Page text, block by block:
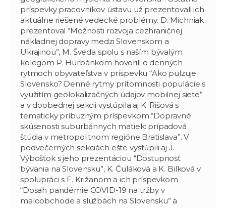
príspevky pracovníkov ústavu už prezentovali ich
aktuálne riešené vedecké problémy. D. Michniak
prezentoval “Možnosti rozvoja cezhraničnej
nákladnej dopravy medzi Slovenskom a
Ukrajinou”, M. Šveda spolu s naším bývalým
kolegom P. Hurbánkom hovorili o denných
rytmoch obyvateľstva v príspevku “Ako pulzuje
Slovensko? Denné rytmy prítomnosti populácie s
využitím geolokalizačných údajov mobilnej siete”
a v doobednej sekcii vystúpila aj K. Rišová s
tematicky príbuzným príspevkom “Dopravné
skúsenosti suburbánnych matiek: prípadová
štúdia v metropolitnom regióne Bratislava”. V
podvečerných sekciách ešte vystúpili aj J.
Výbošťok s jeho prezentáciou “Dostupnosť
bývania na Slovensku”, K. Čuláková a K. Bilková v
spolupráci s F. Križanom a ich príspevkom
“Dosah pandémie COVID-19 na tržby v
maloobchode a službách na Slovensku” a